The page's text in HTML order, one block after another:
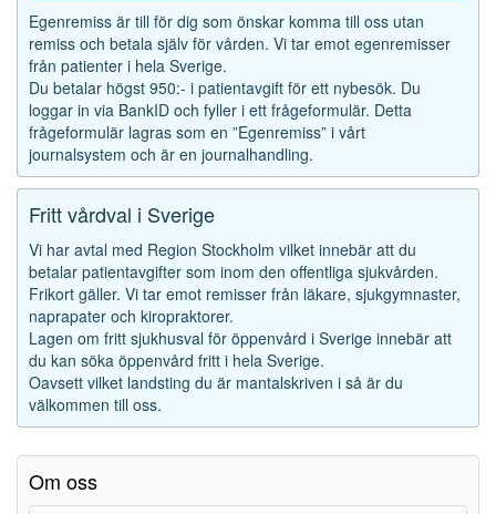
Egenremiss är till för dig som önskar komma till oss utan
remiss och betala själv för vården. Vi tar emot egenremisser
från patienter i hela Sverige.
Du betalar högst 950:- i patientavgift för ett nybesök. Du
loggar in via BankID och fyller i ett frågeformulär. Detta
frågeformulär lagras som en ”Egenremiss” i vårt
journalsystem och är en journalhandling.
Fritt vårdval i Sverige
Vi har avtal med Region Stockholm vilket innebär att du
betalar patientavgifter som inom den offentliga sjukvården.
Frikort gäller. Vi tar emot remisser från läkare, sjukgymnaster,
naprapater och kiropraktorer.
Lagen om fritt sjukhusval för öppenvård i Sverige innebär att
du kan söka öppenvård fritt i hela Sverige.
Oavsett vilket landsting du är mantalskriven i så är du
välkommen till oss.
Om oss